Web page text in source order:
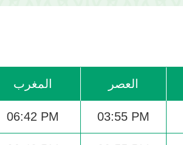
المغرب العصر
06:42 PM 03:55 PM